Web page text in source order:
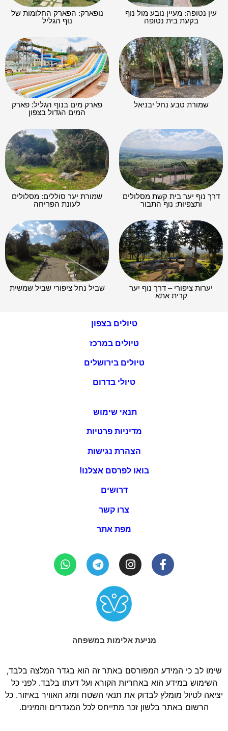
עין נטופה: מעיין נובע מול נוף
בקעת בית נטופה
נופארק: הפארק החלומות של
נוף הגליל
שמורת טבע נחל יבניאל
פארק מים בנוף הגליל: פארק
המים הגדול בצפון
דרך נוף יער בית קשת מסלולים
ותצפיות: נוף התבור
שמורת יער סוללים: מסלולים
לעונת הפריחה
יערות ציפורי – דרך נוף יער
קרית אתא
שביל נחל ציפורי שביל שמשית
טיולים בצפון
טיולים במרכז
טיולים בירושלים
טיולי בדרום
תנאי שימוש
מדיניות פרטיות
הצהרת נגישות
בואו לפרסם אצלנו!
דרושים
צרו קשר
מפת אתר
מניעת אלימות במשפחה
שימו לב כי המידע המפורסם באתר זה הוא בגדר המלצה בלבד,
השימוש במידע הוא באחריות הקורא ועל דעתו בלבד. לפני כל
יציאה לטיול מומלץ לבדוק את תנאי השטח ומזג האוויר באיזור. כל
הרשום באתר בלשון זכר מתייחס לכל המגדרים והמינים.